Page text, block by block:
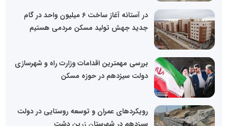
در آستانه آغاز ساخت ۶ میلیون واحد در گام
جدید جهش تولید مسکن مردمی هستیم
بررسی مهمترین اقدامات وزارت راه و شهرسازی
دولت سیزدهم در حوزه مسکن
رویکردهای عمران و توسعه روستایی در دولت